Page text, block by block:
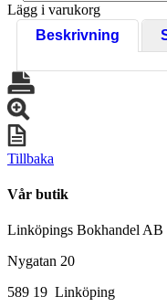
Lägg i varukorg
Beskrivning
Tillbaka
Vår butik
Linköpings Bokhandel AB
Nygatan 20
589 19 Linköping